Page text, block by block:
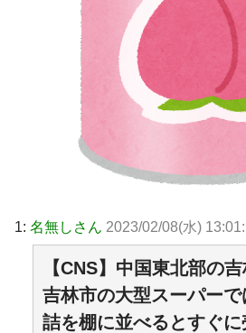
1: 名無しさん 2023/02/08(水)
【CNS】中国東北部の
吉林市の大型スーパー
詰を棚に並べるとすぐ